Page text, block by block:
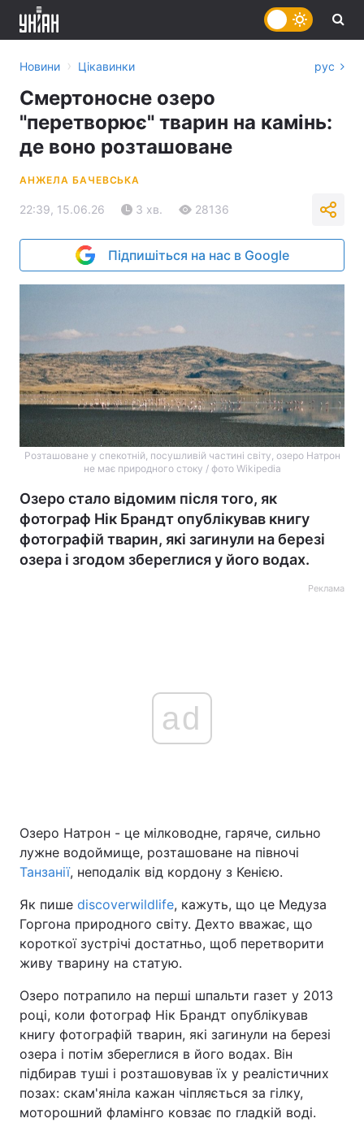
Україна Політика
Економіка Світ
Спорт Наука
Техно і зв'язок Лайт
Здоров'я Туризм
Цікавинки Погода
Екологія Регіони
Лонгріди
Новини › Цікавинки рус
Смертоносне озеро
"перетворює" тварин на камінь:
де воно розташоване
АНЖЕЛА БАЧЕВСЬКА
22:39, 15.06.26 3 хв. 28136
Підпишіться на нас в Google
Розташоване у спекотній, посушливій частині світу, озеро Натрон
не має природного стоку / фото Wikipedia
Озеро стало відомим після того, як
фотограф Нік Брандт опублікував книгу
фотографій тварин, які загинули на березі
озера і згодом збереглися у його водах.
Реклама
ad
Озеро Натрон - це мілководне, гаряче, сильно
лужне водоймище, розташоване на півночі
Танзанії, неподалік від кордону з Кенією.
Як пише discoverwildlife, кажуть, що це Медуза
Горгона природного світу. Дехто вважає, що
короткої зустрічі достатньо, щоб перетворити
живу тварину на статую.
Озеро потрапило на перші шпальти газет у 2013
році, коли фотограф Нік Брандт опублікував
книгу фотографій тварин, які загинули на березі
озера і потім збереглися в його водах. Він
підбирав туші і розташовував їх у реалістичних
позах: скам'яніла кажан чіпляється за гілку,
моторошний фламінго ковзає по гладкій воді.